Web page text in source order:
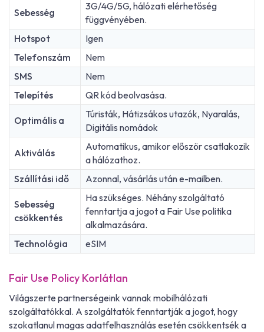
Sebesség
3G/4G/5G, hálózati elérhetőség
függvényében.
Hotspot
Igen
Telefonszám
Nem
SMS
Nem
Telepítés
QR kód beolvasása.
Optimális a
Túristák, Hátizsákos utazók, Nyaralás,
Digitális nomádok
Aktiválás
Automatikus, amikor először csatlakozik
a hálózathoz.
Szállítási idő
Azonnal, vásárlás után e-mailben.
Sebesség
csökkentés
Ha szükséges. Néhány szolgáltató
fenntartja a jogot a Fair Use politika
alkalmazására.
Technológia
eSIM
Fair Use Policy Korlátlan
Világszerte partnerségeink vannak mobilhálózati
szolgáltatókkal. A szolgáltatók fenntartják a jogot, hogy
szokatlanul magas adatfelhasználás esetén csökkentsék a